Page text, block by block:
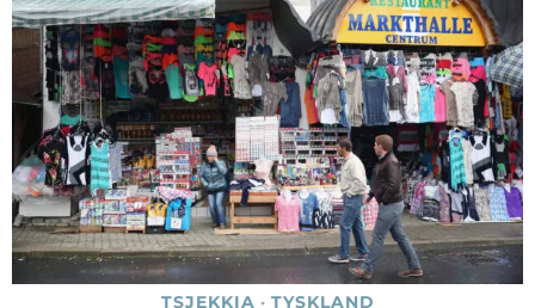
TSJEKKIA · TYSKLAND